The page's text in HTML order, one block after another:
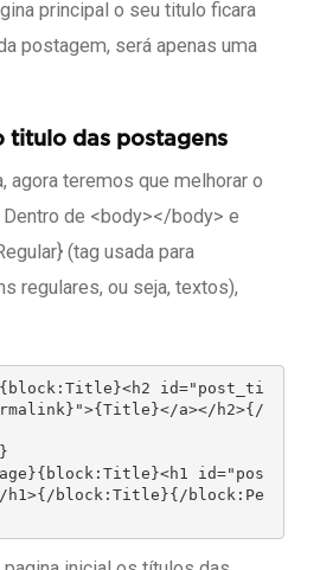
principal o seu titulo ficara
postagem, será apenas uma
titulo das postagens
agora teremos que melhorar o
de <body></body> e
(tag usada para
regulares, ou seja, textos),
id="post_ti
a></h2>{/
id="pos
block:Title}{/block:Pe